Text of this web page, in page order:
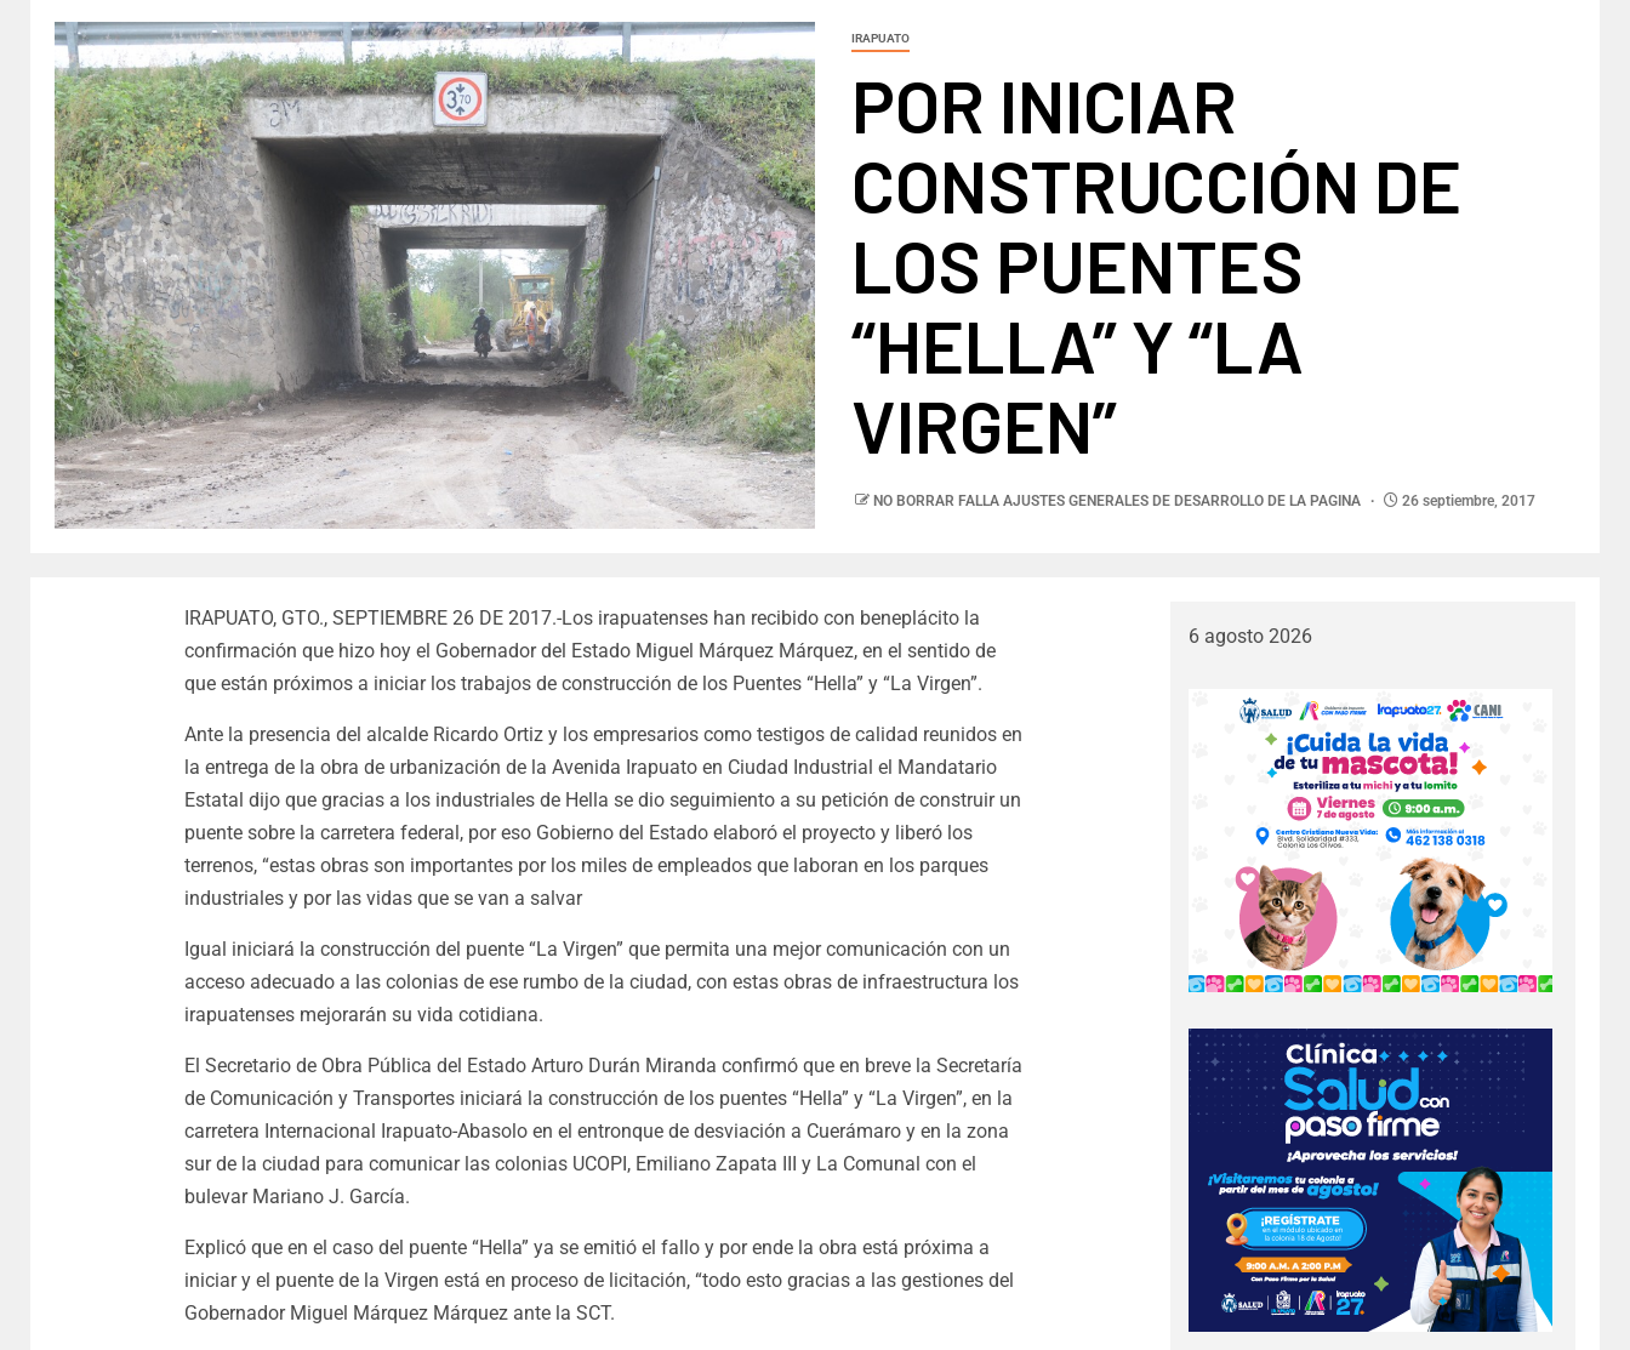
IRAPUATO
POR INICIAR
CONSTRUCCIÓN DE
LOS PUENTES
“HELLA” Y “LA
VIRGEN”
NO BORRAR FALLA AJUSTES GENERALES DE DESARROLLO DE LA PAGINA 26 septiembre, 2017
IRAPUATO, GTO., SEPTIEMBRE 26 DE 2017.-Los irapuatenses han recibido con beneplácito la
confirmación que hizo hoy el Gobernador del Estado Miguel Márquez Márquez, en el sentido de
que están próximos a iniciar los trabajos de construcción de los Puentes “Hella” y “La Virgen”.
Ante la presencia del alcalde Ricardo Ortiz y los empresarios como testigos de calidad reunidos en
la entrega de la obra de urbanización de la Avenida Irapuato en Ciudad Industrial el Mandatario
Estatal dijo que gracias a los industriales de Hella se dio seguimiento a su petición de construir un
puente sobre la carretera federal, por eso Gobierno del Estado elaboró el proyecto y liberó los
terrenos, “estas obras son importantes por los miles de empleados que laboran en los parques
industriales y por las vidas que se van a salvar
Igual iniciará la construcción del puente “La Virgen” que permita una mejor comunicación con un
acceso adecuado a las colonias de ese rumbo de la ciudad, con estas obras de infraestructura los
irapuatenses mejorarán su vida cotidiana.
El Secretario de Obra Pública del Estado Arturo Durán Miranda confirmó que en breve la Secretaría
de Comunicación y Transportes iniciará la construcción de los puentes “Hella” y “La Virgen”, en la
carretera Internacional Irapuato-Abasolo en el entronque de desviación a Cuerámaro y en la zona
sur de la ciudad para comunicar las colonias UCOPI, Emiliano Zapata III y La Comunal con el
bulevar Mariano J. García.
Explicó que en el caso del puente “Hella” ya se emitió el fallo y por ende la obra está próxima a
iniciar y el puente de la Virgen está en proceso de licitación, “todo esto gracias a las gestiones del
Gobernador Miguel Márquez Márquez ante la SCT.
6 agosto 2026